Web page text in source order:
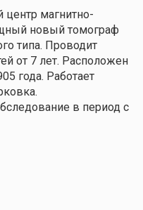
центр магнитно-
новый томограф
типа. Проводит
от 7 лет. Расположен
года. Работает
в период с